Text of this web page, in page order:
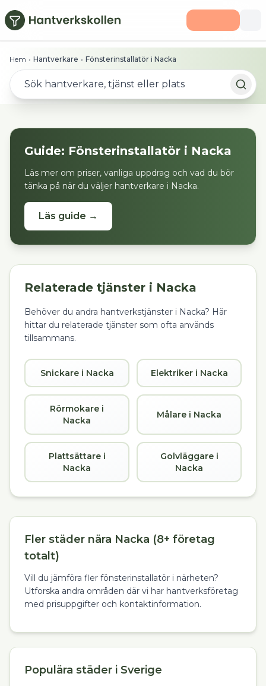
Hoppa till huvudinnehåll
Hem › Hantverkare › Fönsterinstallatör i Nacka
Guide: Fönsterinstallatör i Nacka
Läs mer om priser, vanliga uppdrag och vad du bör
tänka på när du väljer hantverkare i Nacka.
Läs guide →
Relaterade tjänster i Nacka
Behöver du andra hantverkstjänster i Nacka? Här
hittar du relaterade tjänster som ofta används
tillsammans.
Snickare i Nacka Elektriker i Nacka
Rörmokare i
Nacka
Målare i Nacka
Plattsättare i
Nacka
Golvläggare i
Nacka
Fler städer nära Nacka (8+ företag
totalt)
Vill du jämföra fler fönsterinstallatör i närheten?
Utforska andra områden där vi har hantverksföretag
med prisuppgifter och kontaktinformation.
Populära städer i Sverige